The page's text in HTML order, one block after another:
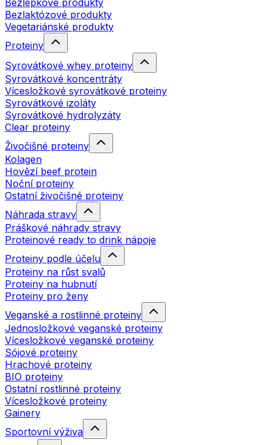
Bezlepkové produkty
Bezlaktózové produkty
Vegetariánské produkty
Proteiny
Syrovátkové whey proteiny
Syrovátkové koncentráty
Vícesložkové syrovátkové proteiny
Syrovátkové izoláty
Syrovátkové hydrolyzáty
Clear proteiny
Živočišné proteiny
Kolagen
Hovězí beef protein
Noční proteiny
Ostatní živočišné proteiny
Náhrada stravy
Práškové náhrady stravy
Proteinové ready to drink nápoje
Proteiny podle účelu
Proteiny na růst svalů
Proteiny na hubnutí
Proteiny pro ženy
Veganské a rostlinné proteiny
Jednosložkové veganské proteiny
Vícesložkové veganské proteiny
Sójové proteiny
Hrachové proteiny
BIO proteiny
Ostatní rostlinné proteiny
Vícesložkové proteiny
Gainery
Sportovní výživa